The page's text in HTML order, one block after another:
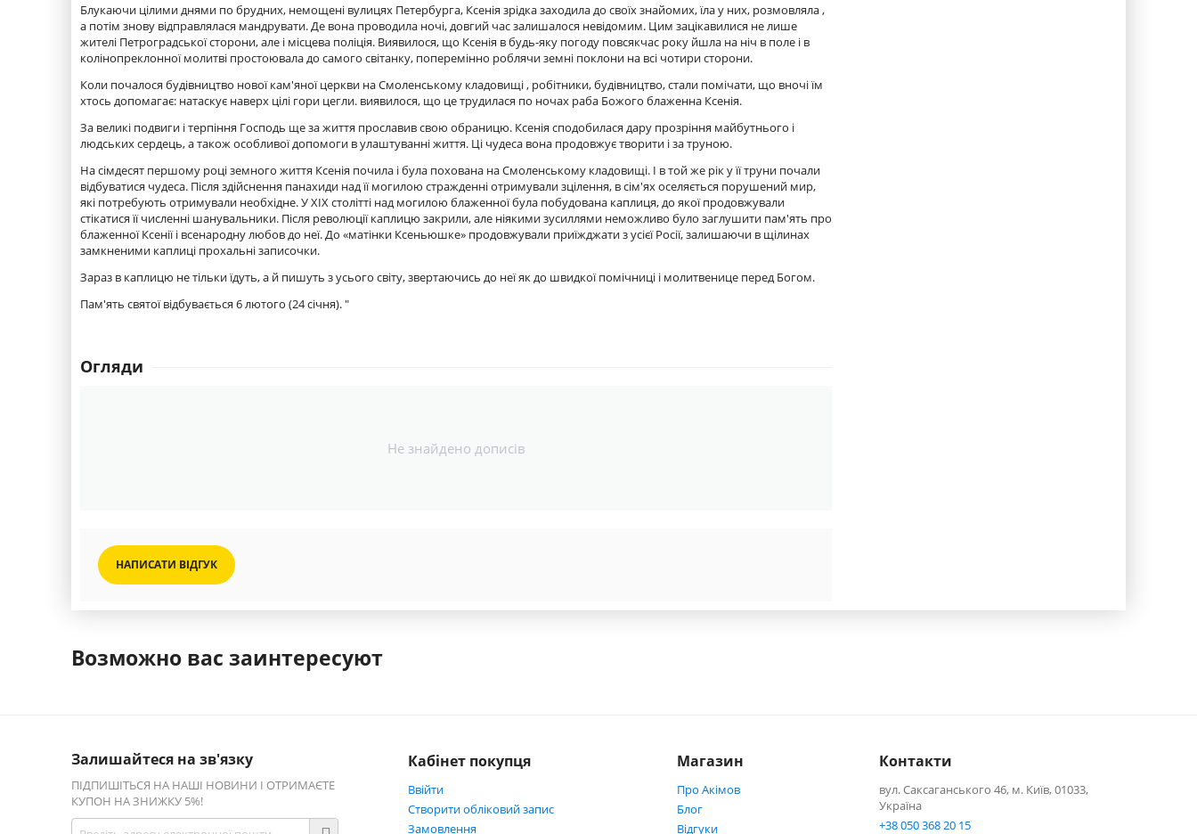
Блукаючи цілими днями по брудних, немощені вулицях Петербурга, Ксенія зрідка заходила до своїх знайомих, їла у них, розмовляла ,
а потім знову відправлялася мандрувати. Де вона проводила ночі, довгий час залишалося невідомим. Цим зацікавилися не лише
жителі Петроградської сторони, але і місцева поліція. Виявилося, що Ксенія в будь-яку погоду повсякчас року йшла на ніч в поле і в
колінопреклонної молитві простоювала до самого світанку, поперемінно роблячи земні поклони на всі чотири сторони.
Коли почалося будівництво нової кам'яної церкви на Смоленському кладовищі , робітники, будівництво, стали помічати, що вночі їм
хтось допомагає: натаскує наверх цілі гори цегли. виявилося, що це трудилася по ночах раба Божого блаженна Ксенія.
За великі подвиги і терпіння Господь ще за життя прославив свою обраницю. Ксенія сподобилася дару прозріння майбутнього і
людських сердець, а також особливої ​​допомоги в улаштуванні життя. Ці чудеса вона продовжує творити і за труною.
На сімдесят першому році земного життя Ксенія почила і була похована на Смоленському кладовищі. І в той же рік у її труни почали
відбуватися чудеса. Після здійснення панахиди над її могилою стражденні отримували зцілення, в сім'ях оселяється порушений мир,
які потребують отримували необхідне. У XIX столітті над могилою блаженної була побудована каплиця, до якої продовжували
стікатися її численні шанувальники. Після революції каплицю закрили, але ніякими зусиллями неможливо було заглушити пам'ять про
блаженної Ксенії і всенародну любов до неї. До «матінки Ксеньюшке» продовжували приїжджати з усієї Росії, залишаючи в щілинах
замкненими каплиці прохальні записочки.
Зараз в каплицю не тільки їдуть, а й пишуть з усього світу, звертаючись до неї як до швидкої помічниці і молитвенице перед Богом.
Пам'ять святої відбувається 6 лютого (24 січня). "
Огляди
Не знайдено дописів
НАПИСАТИ ВІДГУК
Возможно вас заинтересуют
Залишайтеся на зв'язку
ПІДПИШІТЬСЯ НА НАШІ НОВИНИ І ОТРИМАЄТЕ
КУПОН НА ЗНИЖКУ 5%!
Кабінет покупця
Ввійти
Створити обліковий запис
Замовлення
Магазин
Про Акімов
Блог
Відгуки
Контакти
вул. Саксаганського 46, м. Київ, 01033,
Україна
+38 050 368 20 15